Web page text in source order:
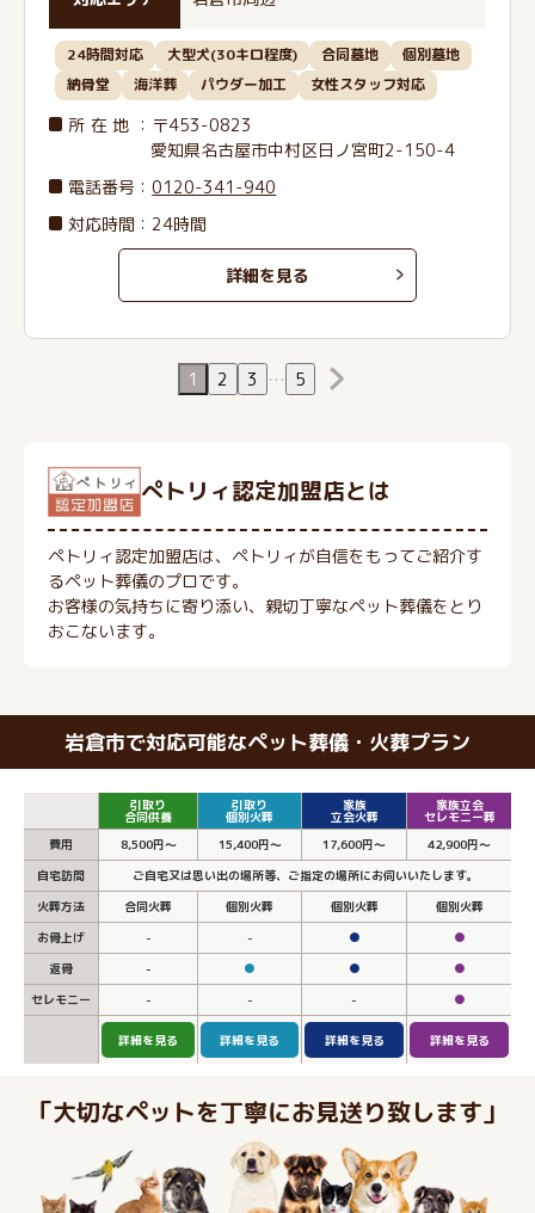
24時間対応 大型犬(30キロ程度) 合同墓地
個別墓地
納骨堂
海洋葬 パウダー加工 女性スタッフ対応
所在地 ：〒453-0823
愛知県名古屋市中村区日ノ宮町2-150-4
電話番号 ：0120-341-940
対応時間：24時間
詳細を見る
1 2 3 … 5
ぺトリィ認定加盟店とは
ペトリィ認定加盟店は、ペトリィが自信をもってご紹介す
るペット葬儀のプロです。
お客様の気持ちに寄り添い、親切丁寧なペット葬儀をとり
おこないます。
岩倉市で対応可能なペット葬儀・火葬プラン
引取り
合同供養
引取り
個別火葬
家族
立会火葬
家族立会
セレモニー葬
費用
8,500円～ 15,400円～ 17,600円～
42,900円～
自宅訪問
ご自宅又は思い出の場所等、ご指定の場所にお伺いいたします。
火葬方法
合同火葬 個別火葬 個別火葬
個別火葬
お骨上げ
- - ●
●
返骨
- ● ●
●
セレモニー
- - - ●
詳細を見る 詳細を見る 詳細を見る 詳細を見る
「大切なペットを丁寧にお見送り致します」